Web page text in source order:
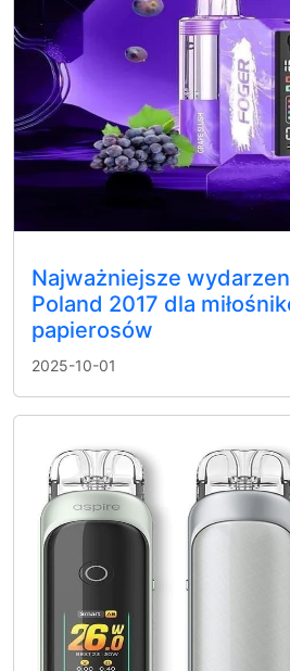
Najważniejsze
Poland 2017 dla
papierosów
2025-10-01